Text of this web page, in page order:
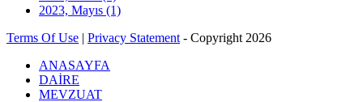
2023, Mayıs (1)
Terms Of Use | Privacy Statement - Copyright 2026
ANASAYFA
DAİRE
MEVZUAT